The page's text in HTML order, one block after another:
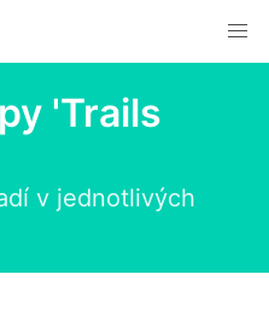
'Trails
v jednotlivých